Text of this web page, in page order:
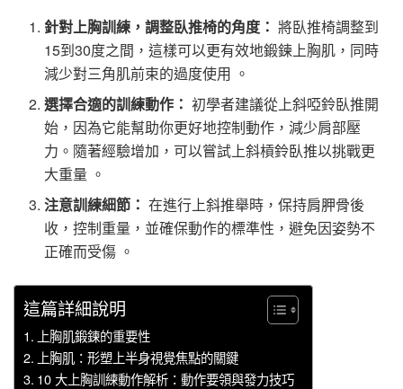
針對上胸訓練，調整臥推椅的角度： 將臥推椅調整到
15到30度之間，這樣可以更有效地鍛鍊上胸肌，同時
減少對三角肌前束的過度使用 。
選擇合適的訓練動作： 初學者建議從上斜啞鈴臥推開
始，因為它能幫助你更好地控制動作，減少肩部壓
力。隨著經驗增加，可以嘗試上斜槓鈴臥推以挑戰更
大重量 。
注意訓練細節： 在進行上斜推舉時，保持肩胛骨後
收，控制重量，並確保動作的標準性，避免因姿勢不
正確而受傷 。
這篇詳細說明
上胸肌鍛鍊的重要性
上胸肌：形塑上半身視覺焦點的關鍵
10 大上胸訓練動作解析：動作要領與發力技巧